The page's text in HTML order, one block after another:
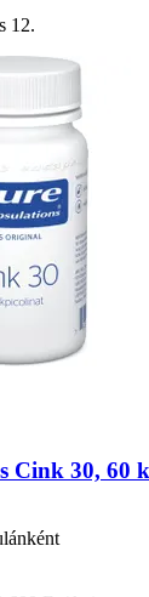
12.
Cink 30, 60